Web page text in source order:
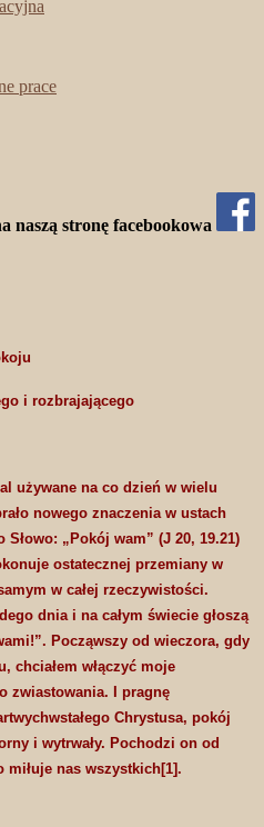
prace
naszą stronę facebookowa
i rozbrajającego
używane na co dzień w wielu
nowego znaczenia w ustach
„Pokój wam” (J 20, 19.21)
ostatecznej przemiany w
w całej rzeczywistości.
dnia i na całym świecie głoszą
Począwszy od wieczora, gdy
chciałem włączyć moje
zwiastowania. I pragnę
Chrystusa, pokój
i wytrwały. Pochodzi on od
miłuje nas wszystkich[1].